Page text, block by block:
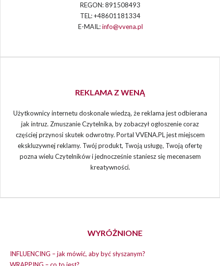
REGON: 891508493
TEL: +48601181334
E-MAIL:info@vvena.pl
REKLAMA Z WENĄ
Użytkownicy internetu doskonale wiedzą, że reklama jest odbierana
jak intruz. Zmuszanie Czytelnika, by zobaczył ogłoszenie coraz
częściej przynosi skutek odwrotny. Portal VVENA.PL jest miejscem
ekskluzywnej reklamy. Twój produkt, Twoją usługę, Twoją ofertę
pozna wielu Czytelników i jednocześnie staniesz się mecenasem
kreatywności.
WYRÓŻNIONE
INFLUENCING – jak mówić, aby być słyszanym?
WRAPPING – co to jest?